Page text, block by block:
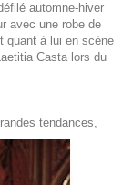
automne-hiver
avec une robe de
quant à lui en scène
Casta lors du
tendances,